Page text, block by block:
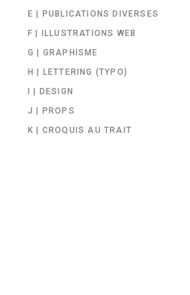
E | PUBLICATIONS DIVERSES
F | ILLUSTRATIONS WEB
G | GRAPHISME
H | LETTERING (TYPO)
I | DESIGN
J | PROPS
K | CROQUIS AU TRAIT